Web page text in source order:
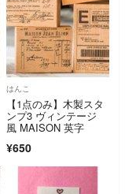
はんこ
【1点のみ】木製スタ
ンプ3 ヴィンテージ
風 MAISON 英字
¥650